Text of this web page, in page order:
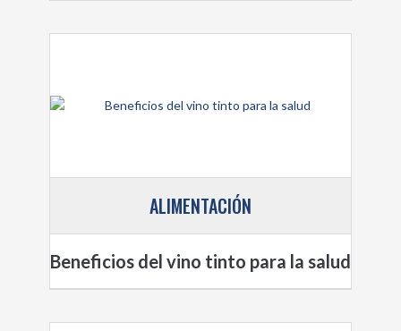
ALIMENTACIÓN
Beneficios del vino tinto para la salud